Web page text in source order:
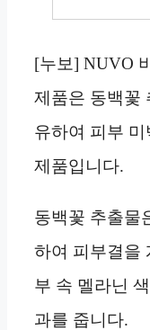
[누보] NUVO
제품은 동백꽃
유하여 피부
제품입니다.
동백꽃 추출물
하여 피부결을
부 속 멜라닌
과를 줍니다.